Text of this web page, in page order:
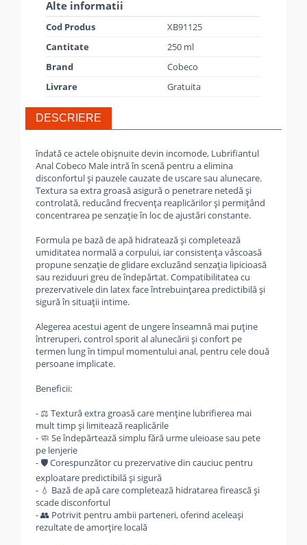
Alte informatii
Cod Produs
XB91125
Cantitate
250 ml
Brand
Cobeco
Livrare
Gratuita
DESCRIERE
îndată ce actele obișnuite devin incomode, Lubrifiantul
Anal Cobeco Male intră în scenă pentru a elimina
disconfortul și pauzele cauzate de uscare sau alunecare.
Textura sa extra groasă asigură o penetrare netedă și
controlată, reducând frecvența reaplicărilor și permițând
concentrarea pe senzație în loc de ajustări constante.
Formula pe bază de apă hidratează și completează
umiditatea normală a corpului, iar consistența vâscoasă
propune senzație de glidare excluzând senzația lipicioasă
sau reziduuri greu de îndepărtat. Compatibilitatea cu
prezervativele din latex face întrebuințarea predictibilă și
sigură în situații intime.
Alegerea acestui agent de ungere înseamnă mai puține
întreruperi, control sporit al alunecării și confort pe
termen lung în timpul momentului anal, pentru cele două
persoane implicate.
Beneficii:
- ⚖️ Textură extra groasă care menține lubrifierea mai
mult timp și limitează reaplicările
- 🧼 Se îndepărtează simplu fără urme uleioase sau pete
pe lenjerie
- 🛡️ Corespunzător cu prezervative din cauciuc pentru
exploatare predictibilă și sigură
- 💧 Bază de apă care completează hidratarea firească și
scade disconfortul
- 👥 Potrivit pentru ambii parteneri, oferind aceleași
rezultate de amorțire locală